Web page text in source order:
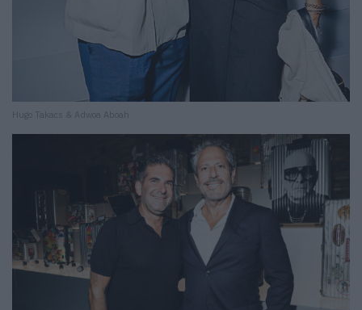
Hugo Takacs & Adwoa Aboah